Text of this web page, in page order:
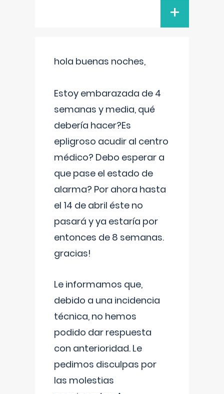
+
hola buenas noches,
Estoy embarazada de 4
semanas y media, qué
debería hacer?Es
epligroso acudir al centro
médico? Debo esperar a
que pase el estado de
alarma? Por ahora hasta
el 14 de abril éste no
pasará y ya estaría por
entonces de 8 semanas.
gracias!
Le informamos que,
debido a una incidencia
técnica, no hemos
podido dar respuesta
con anterioridad. Le
pedimos disculpas por
las molestias